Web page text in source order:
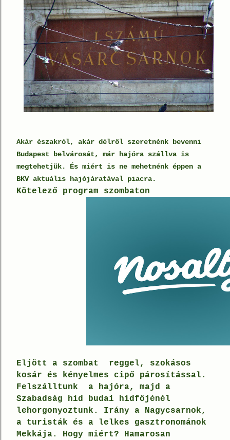
Akár északról, akár délről szeretnénk bevenni
Budapest belvárosát, már hajóra szállva is
megtehetjük. És miért is ne mehetnénk éppen a
BKV aktuális hajójáratával piacra.
Kötelező program szombaton
Eljött a szombat reggel, szokásos
kosár és kényelmes cipő párosítással.
Felszálltunk a hajóra, majd a
Szabadság híd budai hídfőjénél
lehorgonyoztunk. Irány a Nagycsarnok,
a turisták és a lelkes gasztronománok
Mekkája.
Hogy miért? Hamarosan